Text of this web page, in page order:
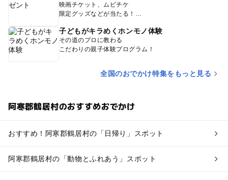
映画チケット、ムビチケ
限定グッズなどが当たる！
子どもがキラめくホンモノ体験
その道のプロに教わる
こだわりの親子体験プログラム！
全国のおでかけ特集をもっと見る
阿寒郡鶴居村のおすすめおでかけ
おすすめ！阿寒郡鶴居村の「日帰り」スポット
阿寒郡鶴居村の「動物とふれあう」スポット